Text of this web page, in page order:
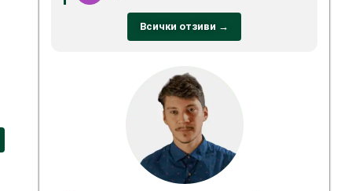
Всички отзиви →